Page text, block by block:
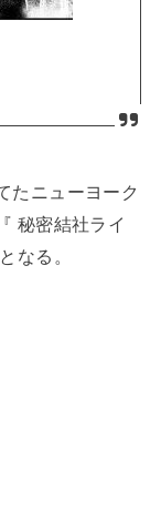
たニューヨーク
秘密結社ライ
なる。